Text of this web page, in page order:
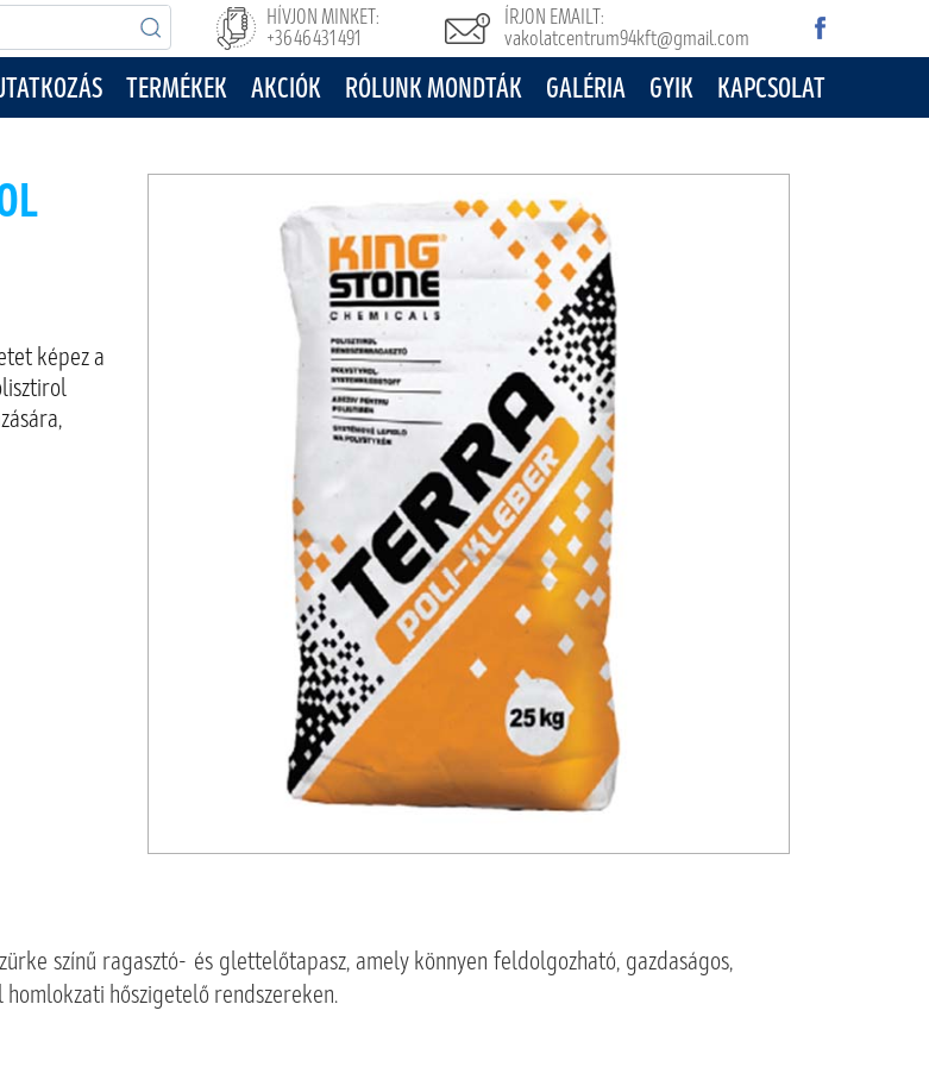
ÍRJON EMAILT:
vakolatcentrum94kft@gmail.com
HÍVJON MINKET:
+36 46 431 491
TERMÉKEK AKCIÓK RÓLUNK MONDTÁK GALÉRIA GYIK KAPCSOLAT
képez a
színű ragasztó- és glettelőtapasz, amely könnyen feldolgozható, gazdaságos,
hőszigetelő rendszereken.